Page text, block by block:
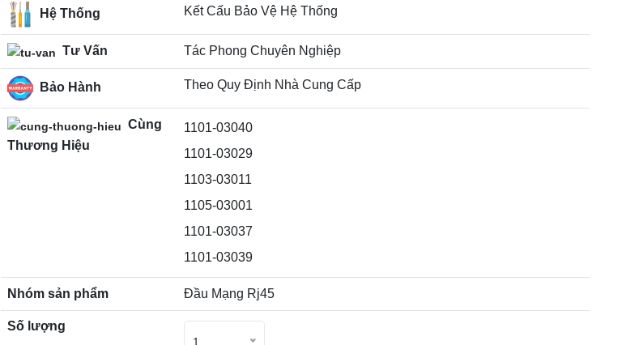
Hệ Thống Kết Cấu Bảo Vệ Hệ Thống
Tư Vấn Tác Phong Chuyên Nghiệp
Bảo Hành Theo Quy Định Nhà Cung Cấp
Cùng
Thương Hiệu
1101-03040
1101-03029
1103-03011
1105-03001
1101-03037
1101-03039
Nhóm sản phẩm Đầu Mạng Rj45
Số lượng
1